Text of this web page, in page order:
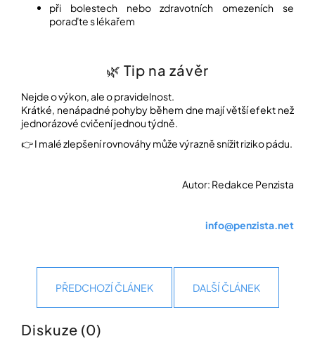
při bolestech nebo zdravotních omezeních se
poraďte s lékařem
🌿 Tip na závěr
Nejde o výkon, ale o pravidelnost.
Krátké, nenápadné pohyby během dne mají větší efekt než
jednorázové cvičení jednou týdně.
👉 I malé zlepšení rovnováhy může výrazně snížit riziko pádu.
Autor: Redakce Penzista
info@penzista.net
PŘEDCHOZÍ ČLÁNEK DALŠÍ ČLÁNEK
Diskuze (0)